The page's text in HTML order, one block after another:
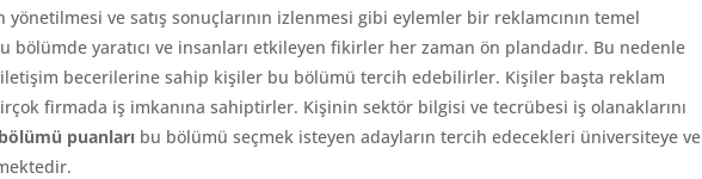
yönetilmesi ve satış sonuçlarının izlenmesi gibi eylemler bir reklamcının temel
bölümde yaratıcı ve insanları etkileyen fikirler her zaman ön plandadır. Bu nedenle
iletişim becerilerine sahip kişiler bu bölümü tercih edebilirler. Kişiler başta reklam
firmada iş imkanına sahiptirler. Kişinin sektör bilgisi ve tecrübesi iş olanaklarını
puanları bu bölümü seçmek isteyen adayların tercih edecekleri üniversiteye ve